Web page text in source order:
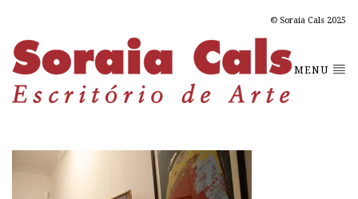
© Soraia Cals 2025
MENU